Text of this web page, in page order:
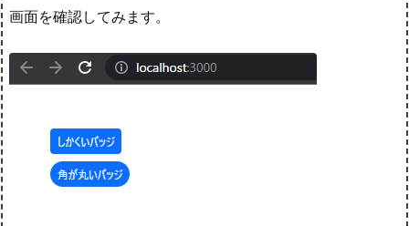
画面を確認してみます。